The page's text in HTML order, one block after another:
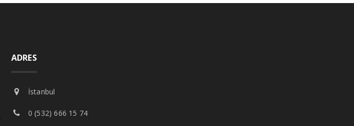
ADRES
İstanbul
0 (532) 666 15 74